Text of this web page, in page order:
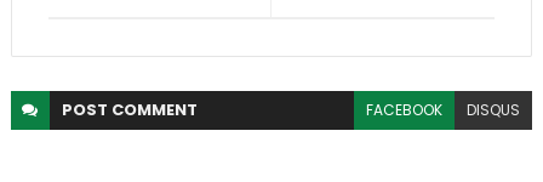
POST COMMENT FACEBOOK DISQUS